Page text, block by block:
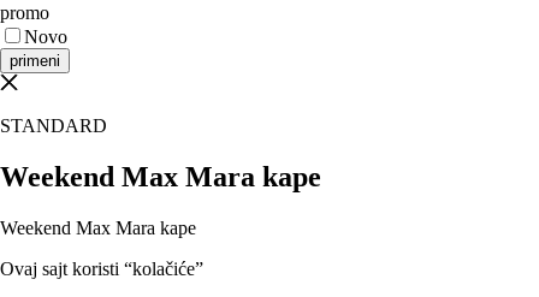
promo
Novo
primeni
STANDARD
Weekend Max Mara kape
Weekend Max Mara kape
Ovaj sajt koristi “kolačiće”